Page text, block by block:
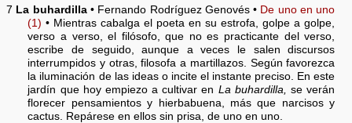
7 La buhardilla• Fernando Rodríguez Genovés • De uno en uno
(1) • Mientras cabalga el poeta en su estrofa, golpe a golpe,
verso a verso, el filósofo, que no es practicante del verso,
escribe de seguido, aunque a veces le salen discursos
interrumpidos y otras, filosofa a martillazos. Según favorezca
la iluminación de las ideas o incite el instante preciso. En este
jardín que hoy empiezo a cultivar en La buhardilla,
se verán
florecer pensamientos y hierbabuena, más que narcisos y
cactus. Repárese en ellos sin prisa, de uno en uno.